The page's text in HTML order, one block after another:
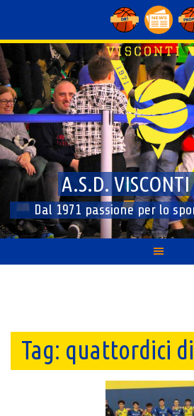
content
A.S.D. VISCONTI
Dal 1971 passione per lo
Tag: quattordici